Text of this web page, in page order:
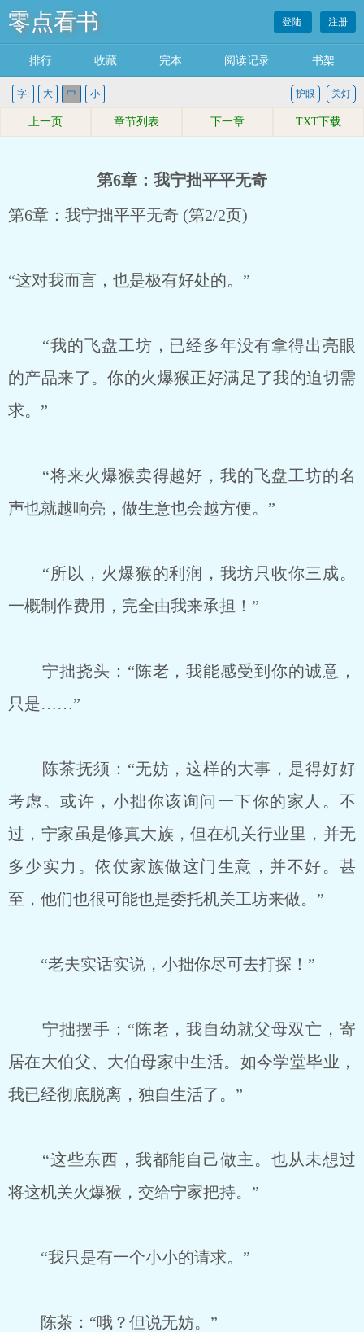
零点看书 登陆 注册
排行 收藏 完本 阅读记录 书架
字: 大 中 小 关灯
护眼
上一页 章节列表 下一章 TXT下载
第6章：我宁拙平平无奇
第6章：我宁拙平平无奇 (第2/2页)
“这对我而言，也是极有好处的。”
“我的飞盘工坊，已经多年没有拿得出亮眼
的产品来了。你的火爆猴正好满足了我的迫切需
求。”
“将来火爆猴卖得越好，我的飞盘工坊的名
声也就越响亮，做生意也会越方便。”
“所以，火爆猴的利润，我坊只收你三成。
一概制作费用，完全由我来承担！”
宁拙挠头：“陈老，我能感受到你的诚意，
只是……”
陈茶抚须：“无妨，这样的大事，是得好好
考虑。或许，小拙你该询问一下你的家人。不
过，宁家虽是修真大族，但在机关行业里，并无
多少实力。依仗家族做这门生意，并不好。甚
至，他们也很可能也是委托机关工坊来做。”
“老夫实话实说，小拙你尽可去打探！”
宁拙摆手：“陈老，我自幼就父母双亡，寄
居在大伯父、大伯母家中生活。如今学堂毕业，
我已经彻底脱离，独自生活了。”
“这些东西，我都能自己做主。也从未想过
将这机关火爆猴，交给宁家把持。”
“我只是有一个小小的请求。”
陈茶：“哦？但说无妨。”